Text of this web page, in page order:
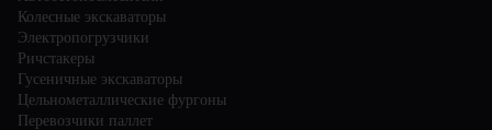
Колесные экскаваторы
Электропогрузчики
Ричстакеры
Гусеничные экскаваторы
Цельнометаллические фургоны
Перевозчики паллет